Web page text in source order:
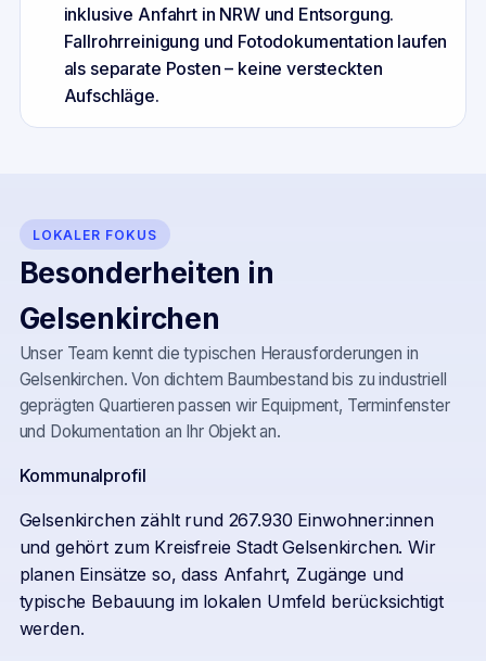
inklusive Anfahrt in NRW und Entsorgung.
Fallrohrreinigung und Fotodokumentation laufen
als separate Posten – keine versteckten
Aufschläge.
LOKALER FOKUS
Besonderheiten in
Gelsenkirchen
Unser Team kennt die typischen Herausforderungen in
Gelsenkirchen. Von dichtem Baumbestand bis zu industriell
geprägten Quartieren passen wir Equipment, Terminfenster
und Dokumentation an Ihr Objekt an.
Kommunalprofil
Gelsenkirchen zählt rund 267.930 Einwohner:innen
und gehört zum Kreisfreie Stadt Gelsenkirchen. Wir
planen Einsätze so, dass Anfahrt, Zugänge und
typische Bebauung im lokalen Umfeld berücksichtigt
werden.